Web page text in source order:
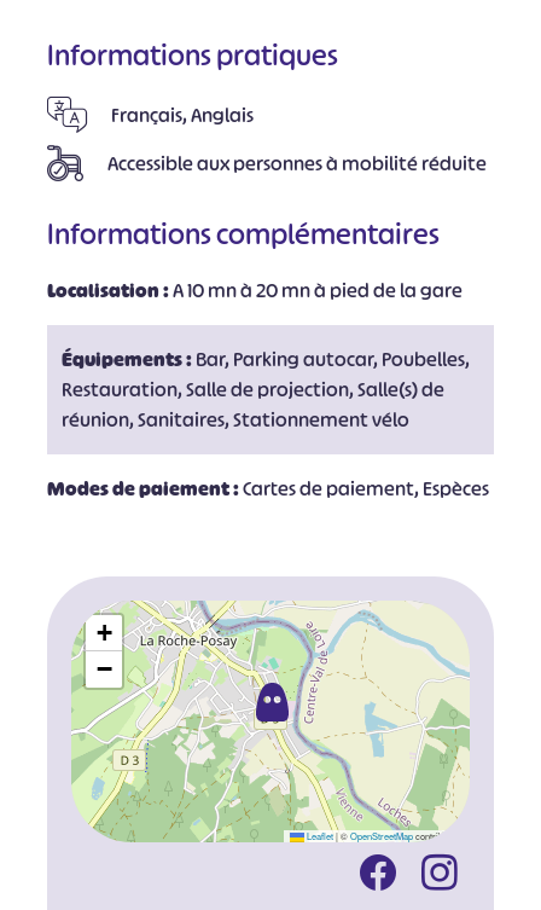
Informations pratiques
Français, Anglais
Accessible aux personnes à mobilité réduite
Informations complémentaires
Localisation :A 10 mn à 20 mn à pied de la gare
Équipements :Bar, Parking autocar, Poubelles,
Restauration, Salle de projection, Salle(s) de
réunion, Sanitaires, Stationnement vélo
Modes de paiement :Cartes de paiement, Espèces
+
−
Leaflet |©OpenStreetMapcontributors